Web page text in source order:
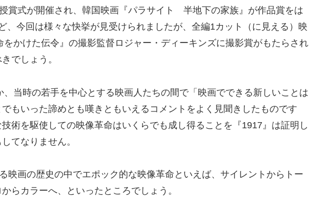
賞式が開催され、韓国映画『パラサイト 半地下の家族』が作品賞をは
、今回は様々な快挙が見受けられましたが、全編1カット（に見える）映
かけた伝令』の撮影監督ロジャー・ディーキンズに撮影賞がもたらされ
でしょう。
、当時の若手を中心とする映画人たちの間で「映画でできる新しいことは
もいった諦めとも嘆きともいえるコメントをよく見聞きしたものです
術を駆使しての映像革命はいくらでも成し得ることを『1917』は証明し
てなりません。
映画の歴史の中でエポック的な映像革命といえば、サイレントからトー
らカラーへ、といったところでしょう。